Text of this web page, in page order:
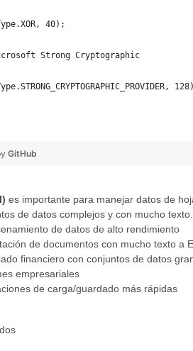
40);
Strong Cryptographic
GitHub
es importante para manejar datos de
de datos complejos y con mucho texto.
de datos de alto rendimiento
de documentos con mucho texto a
financiero con conjuntos de datos
empresariales
de carga/guardado más rápidas